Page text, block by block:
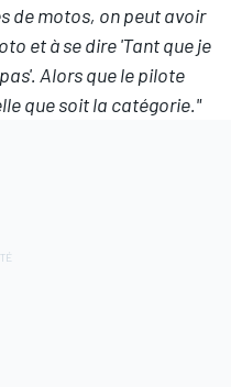
de motos, on peut avoir
et à se dire 'Tant que je
Alors que le pilote
que soit la catégorie."